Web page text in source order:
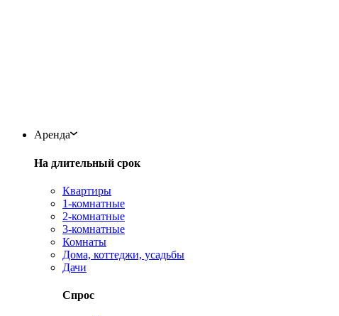
Аренда
На длительный срок
Квартиры
1-комнатные
2-комнатные
3-комнатные
Комнаты
Дома, коттеджи, усадьбы
Дачи
Спрос